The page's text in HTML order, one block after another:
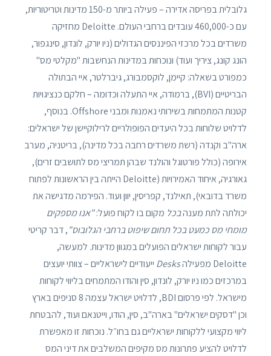
גלובלית בפריסה אדירה – פעילה ביותר מ-150 מדינות וטריטוריות,
עם כ-460,000 עובדים ברחבי העולם. Deloitte מחזיקה
משרדים בכל מרכזי הפיננסים הגדולים (ניו יורק, לונדון, סינגפור,
הונג קונג, ציריך ועוד) ונוכחות במדינות הנחשבות "מקלטי מס"
כמפורט בשאלה: קיימן, לוקסמבורג, גיברלטר, איי הבתולה
הבריטיים (BVI), ברמודה, איי התעלה וכדומה – חלקם כנציגויות
קטנות המתמחות בשירותי נאמנות ומבני Offshore. בנוסף,
לדלויט שלוחות בכל היעדים הפופולריים לרילוקיישן של ישראלים:
ארה"ב וקנדה (רשת משרדים רחבה בכל מדינה), בריטניה, מערב
אירופה (כולל פורטוגל והולנד שבהן תמריצי מס לתושבים זרים),
גאורגיה, איחוד האמירויות (Deloitte הייתה בין הראשונות לפתוח
משרד בדובאי), תאילנד, קפריסין, יוון ועוד. הפירמה מדגישה את
יכולתה לתת מענהבכל מקום בו לקוח פועל:"אנו מספקים
מומחי מס כמעט בכל תחום שיפוט ברחבי הגלובוס", דבר קריטי
עבור לקוחות ישראלים הפועלים במגוון מדינות. למעשה,
Deloitte מפעילה
Desks ייעודיים לישראליים – צוותי יועצים
במרכזים כמו ניו יורק, לונדון, סין והודו המתמחים בליווי לקוחות
מישראל. לפי פרסום BDI, לדלויט ישראל עצמה 8 סניפים בארץ
וכן "דסקים ישראלים" בארה"ב, סין, הודו, וייטנאם ועוד, להבטחת
ליווי מקצועי ללקוחות ישראליים גם בחו״ל. נוכחות זו מאפשרת
לדלויט להציע פתרונות מס מקיפים המשלבים את דיני המס